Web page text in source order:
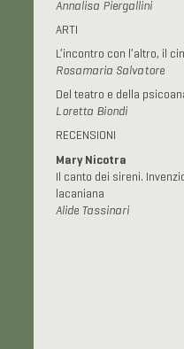
Annalisa Piergallini
ARTI
L’incontro con l’altro, il
Rosamaria Salvatore
Del teatro e della
Loretta Biondi
RECENSIONI
Mary Nicotra
Il canto dei sireni.
lacaniana
Alide Tassinari